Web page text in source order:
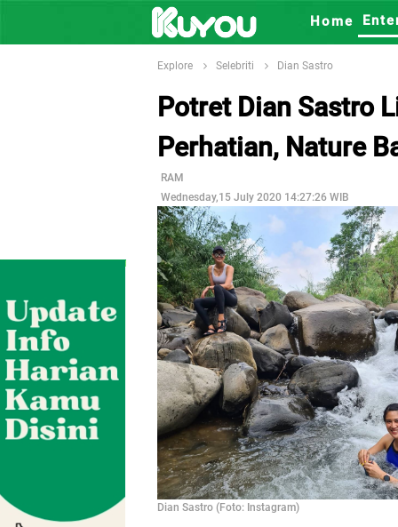
Home
Explore Selebriti Dian Sastro
Potret Dian Sastro
Perhatian, Nature
RAM
Wednesday,15 July 2020 14:27:26 WIB
Dian Sastro (Foto: Instagram)